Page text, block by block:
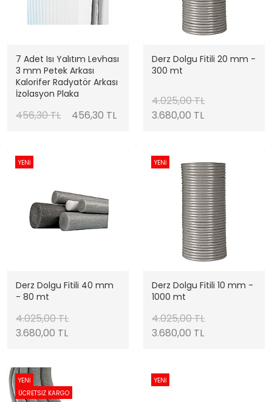
7 Adet Isı Yalıtım Levhası
3 mm Petek Arkası
Kalorifer Radyatör Arkası
İzolasyon Plaka
456,30 TL 456,30 TL
Derz Dolgu Fitili 20 mm -
300 mt
4.025,00 TL
3.680,00 TL
YENİ
Derz Dolgu Fitili 40 mm
- 80 mt
4.025,00 TL
3.680,00 TL
YENİ
Derz Dolgu Fitili 10 mm -
1000 mt
4.025,00 TL
3.680,00 TL
YENİ
ÜCRETSİZ KARGO
YENİ